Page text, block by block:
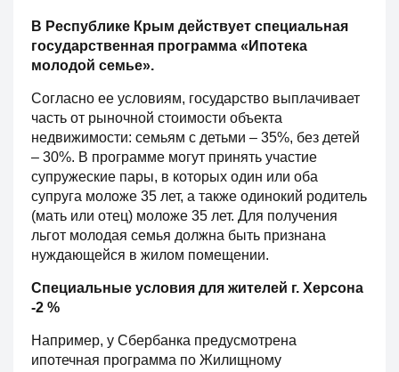
В Республике Крым действует специальная
государственная программа «Ипотека
молодой семье».
Согласно ее условиям, государство выплачивает
часть от рыночной стоимости объекта
недвижимости: семьям с детьми – 35%, без детей
– 30%. В программе могут принять участие
супружеские пары, в которых один или оба
супруга моложе 35 лет, а также одинокий родитель
(мать или отец) моложе 35 лет. Для получения
льгот молодая семья должна быть признана
нуждающейся в жилом помещении.
Специальные условия для жителей г. Херсона
-2 %
Например, у Сбербанка предусмотрена
ипотечная программа по Жилищному